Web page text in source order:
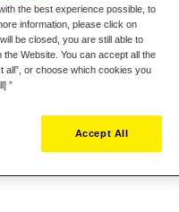
the best experience possible, to
information, please click on
be closed, you are still able to
Website. You can accept all the
all”, or choose which cookies you
”
Accept All